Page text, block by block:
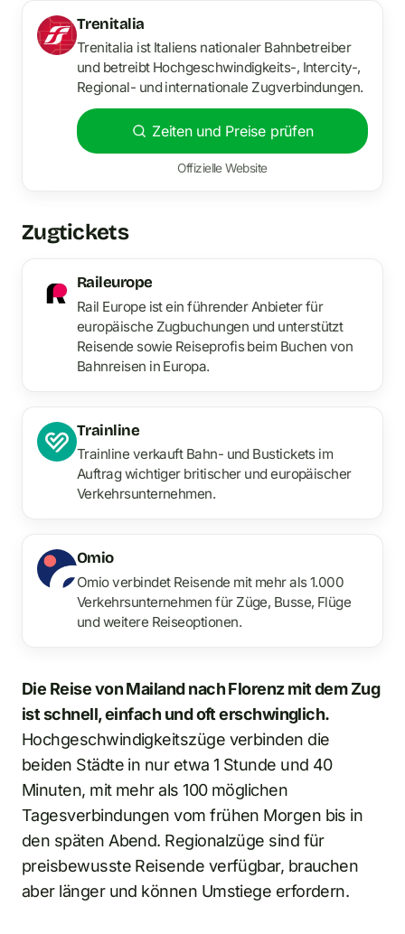
Trenitalia
Trenitalia ist Italiens nationaler Bahnbetreiber
und betreibt Hochgeschwindigkeits-, Intercity-,
Regional- und internationale Zugverbindungen.
Zeiten und Preise prüfen
Offizielle Website
Zugtickets
Raileurope
Rail Europe ist ein führender Anbieter für
europäische Zugbuchungen und unterstützt
Reisende sowie Reiseprofis beim Buchen von
Bahnreisen in Europa.
Trainline
Trainline verkauft Bahn- und Bustickets im
Auftrag wichtiger britischer und europäischer
Verkehrsunternehmen.
Omio
Omio verbindet Reisende mit mehr als 1.000
Verkehrsunternehmen für Züge, Busse, Flüge
und weitere Reiseoptionen.
Die Reise von Mailand nach Florenz mit dem Zug
ist schnell, einfach und oft erschwinglich.
Hochgeschwindigkeitszüge verbinden die
beiden Städte in nur etwa 1 Stunde und 40
Minuten, mit mehr als 100 möglichen
Tagesverbindungen vom frühen Morgen bis in
den späten Abend. Regionalzüge sind für
preisbewusste Reisende verfügbar, brauchen
aber länger und können Umstiege erfordern.